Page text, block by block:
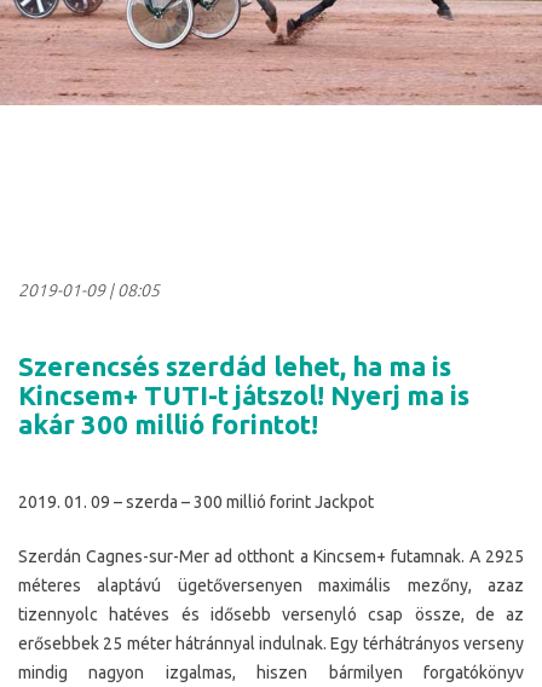
2019-01-09|08:05
Szerencsés szerdád lehet, ha ma is
Kincsem+ TUTI-t játszol! Nyerj ma is
akár 300 millió forintot!
2019. 01. 09 – szerda – 300 millió forint Jackpot
Szerdán Cagnes-sur-Mer ad otthont a Kincsem+ futamnak. A 2925
méteres alaptávú ügetőversenyen maximális mezőny, azaz
tizennyolc hatéves és idősebb versenyló csap össze, de az
erősebbek 25 méter hátránnyal indulnak. Egy térhátrányos verseny
mindig nagyon izgalmas, hiszen bármilyen forgatókönyv